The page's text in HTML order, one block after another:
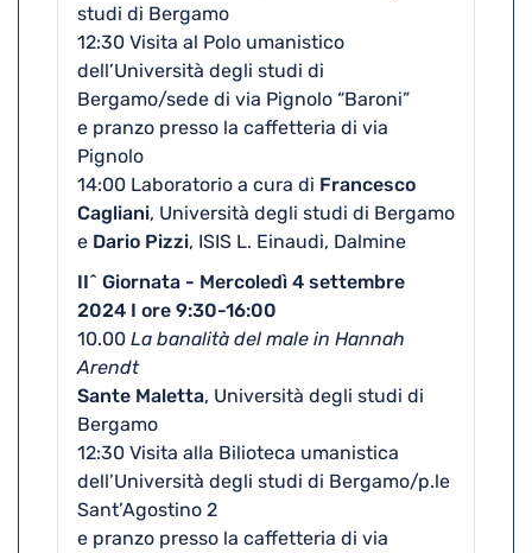
studi di Bergamo
12:30 Visita al Polo umanistico
dell’Università degli studi di
Bergamo/sede di via Pignolo “Baroni”
e pranzo presso la caffetteria di via
Pignolo
14:00 Laboratorio a cura di Francesco
Cagliani, Università degli studi di Bergamo
e Dario Pizzi, ISIS L. Einaudi, Dalmine
II^ Giornata - Mercoledì 4 settembre
2024 I ore 9:30-16:00
10.00 La banalità del male in Hannah
Arendt
Sante Maletta, Università degli studi di
Bergamo
12:30 Visita alla Bilioteca umanistica
dell’Università degli studi di Bergamo/p.le
Sant’Agostino 2
e pranzo presso la caffetteria di via